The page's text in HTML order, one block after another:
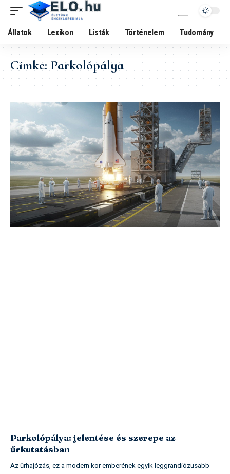
Állatok Lexikon Listák Történelem Tudomány
Címke:Parkolópálya
Parkolópálya: jelentése és szerepe az
űrkutatásban
Az űrhajózás, ez a modern kor emberének egyik leggrandiózusabb